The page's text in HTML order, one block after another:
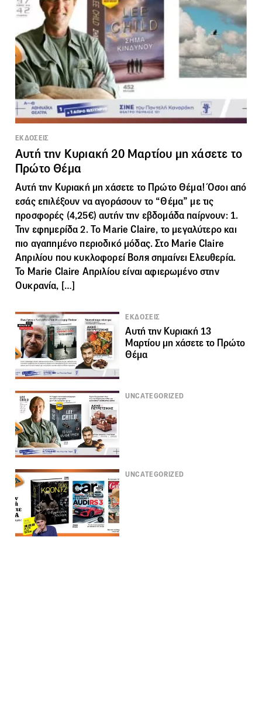
ΕΚΔΟΣΕΙΣ
Αυτή την Κυριακή 20 Μαρτίου μη χάσετε το
Πρώτο Θέμα
Αυτή την Κυριακή μη χάσετε το Πρώτο Θέμα! Όσοι από
εσάς επιλέξουν να αγοράσουν το “Θέμα” με τις
προσφορές (4,25€) αυτήν την εβδομάδα παίρνουν: 1.
Την εφημερίδα 2. Το Marie Claire, το μεγαλύτερο και
πιο αγαπημένο περιοδικό μόδας. Στο Marie Claire
Απριλίου που κυκλοφορεί Воля σημαίνει Ελευθερία.
To Marie Claire Απριλίου είναι αφιερωμένο στην
Ουκρανία, […]
ΕΚΔΟΣΕΙΣ
Αυτή την Κυριακή 13
Μαρτίου μη χάσετε το Πρώτο
Θέμα
UNCATEGORIZED
UNCATEGORIZED